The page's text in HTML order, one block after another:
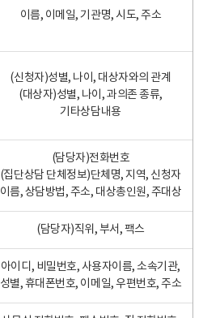
이름, 이메일, 기관명, 시도, 주소
(신청자)성별, 나이, 대상자와의 관계
(대상자)성별, 나이, 과의존 종류,
기타상담내용
(담당자)전화번호
(집단상담 단체정보)단체명, 지역, 신청자
이름, 상담방법, 주소, 대상총인원, 주대상
(담당자)직위, 부서, 팩스
아이디, 비밀번호, 사용자이름, 소속기관,
성별, 휴대폰번호, 이메일, 우편번호, 주소